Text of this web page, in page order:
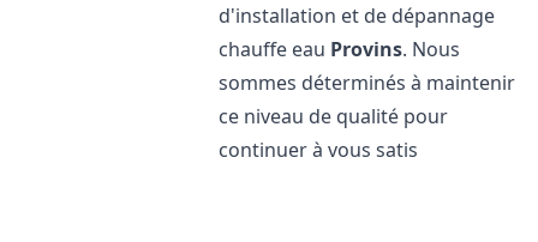
d'installation et de dépannage
chauffe eau Provins. Nous
sommes déterminés à maintenir
ce niveau de qualité pour
continuer à vous satis